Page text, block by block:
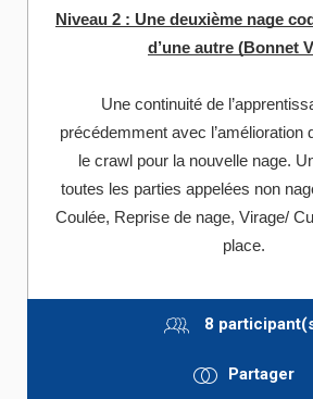
Niveau 2 : Une deuxième nage
d’une autre (Bonnet
Une continuité de
précédemment avec l’amélioration
le crawl pour la nouvelle nage.
toutes les parties appelées non
Coulée, Reprise de nage, Virage/
place.
8
Partager